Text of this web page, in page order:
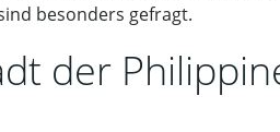
besonders gefragt.
der